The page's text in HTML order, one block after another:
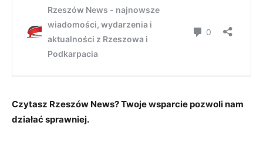
Czytasz Rzeszów News? Twoje wsparcie pozwoli nam
działać sprawniej.